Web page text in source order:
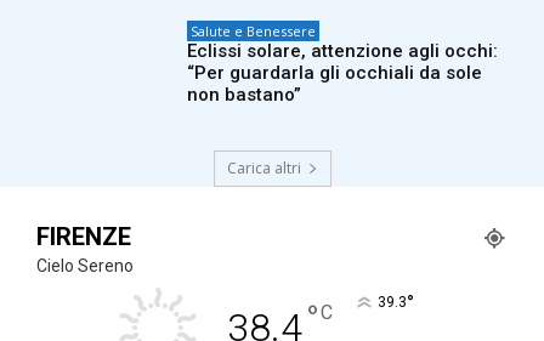
Salute e Benessere
Eclissi solare, attenzione agli occhi:
“Per guardarla gli occhiali da sole
non bastano”
Carica altri
FIRENZE
Cielo Sereno
38.4°C 39.3°